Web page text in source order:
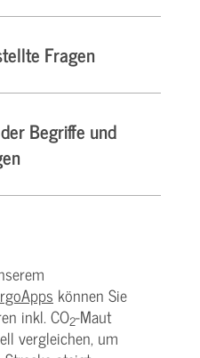
Fragen
Begriffe und
können Sie
inkl. CO2-Maut
vergleichen, um